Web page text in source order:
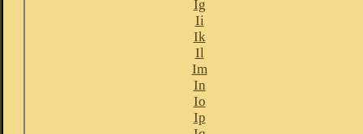
Ig
Ii
Ik
Il
Im
In
Io
Ip